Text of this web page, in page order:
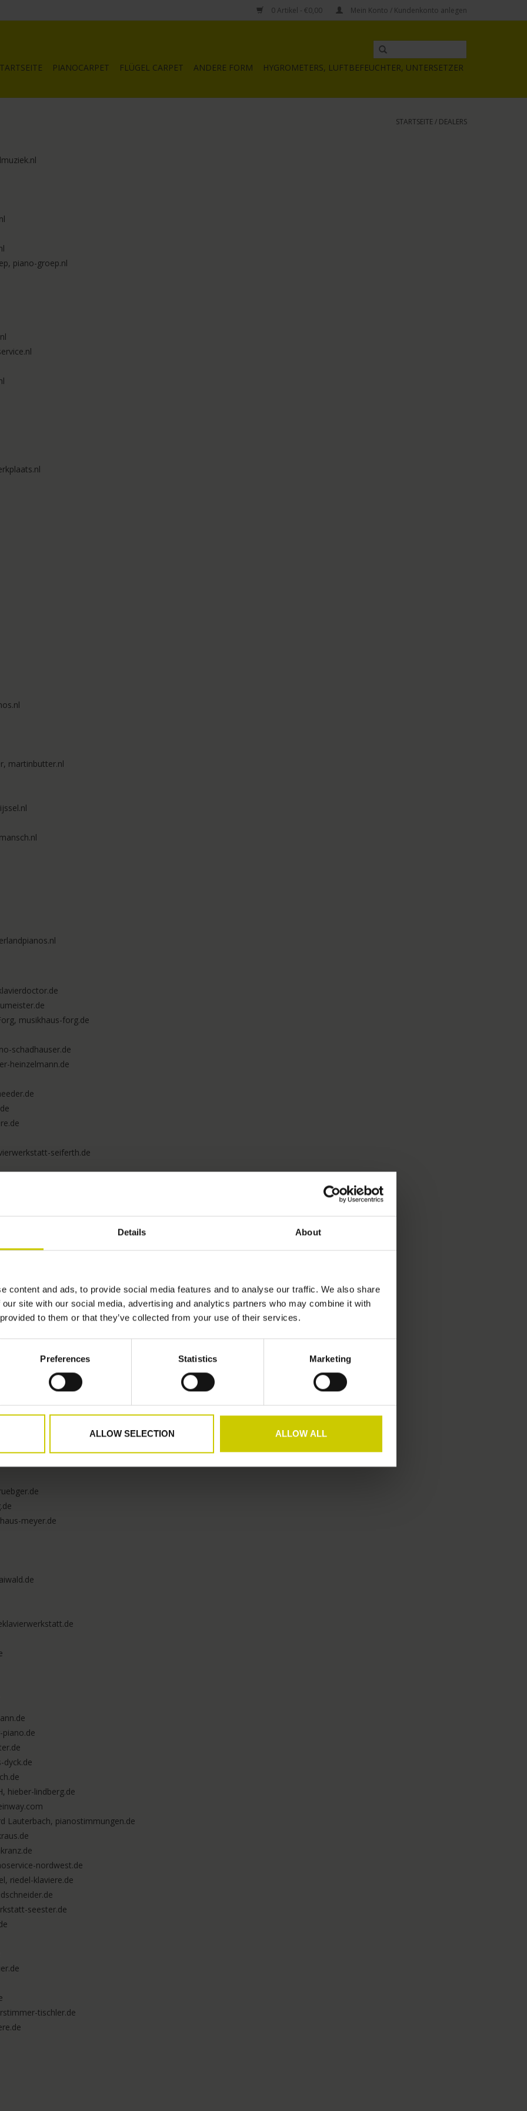
Details About
content and ads, to provide social media features and to analyse our traffic. We also share
site with our social media, advertising and analytics partners who may combine it with
to them or that they’ve collected from your use of their services.
Preferences Statistics Marketing
ALLOW SELECTION ALLOW ALL
0Artikel - €0,00 Mein Konto / Kundenkonto anlegen
PIANOCARPET FLÜGEL CARPET ANDERE FORM HYGROMETERS, LUFTBEFEUCHTER, UNTERSETZER
STARTSEITE/ DEALERS
piano-groep.nl
martinbutter.nl
musikhaus-forg.de
schadhauser.de
heinzelmann.de
seiferth.de
schroeder.de
nagel.de
meyer.de
dyck.de
hieber-lindberg.de
Lauterbach, pianostimmungen.de
nordwest.de
riedel-klaviere.de
seester.de
tischler.de